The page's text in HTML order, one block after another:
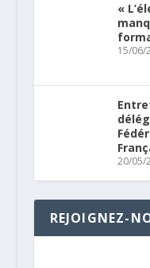
«
15/06/
20/05/
REJOIGNEZ-